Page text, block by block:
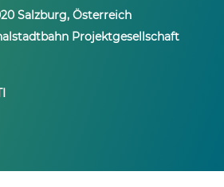
Salzburg, Österreich
Projektgesellschaft